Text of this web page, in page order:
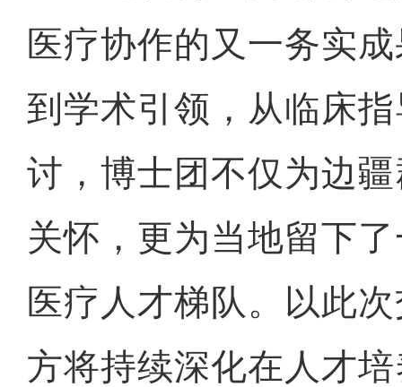
医疗协作的又一务实
到学术引领，从临床
讨，博士团不仅为边
关怀，更为当地留下了
医疗人才梯队。以此
方将持续深化在人才